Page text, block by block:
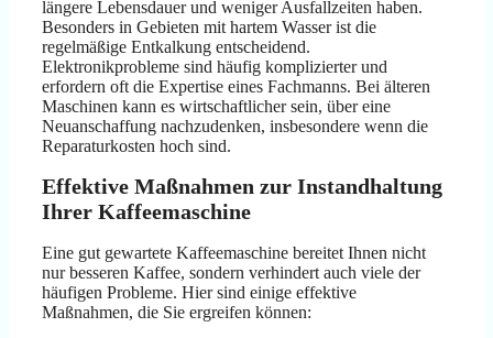
längere Lebensdauer und weniger Ausfallzeiten haben.
Besonders in Gebieten mit hartem Wasser ist die
regelmäßige Entkalkung entscheidend.
Elektronikprobleme sind häufig komplizierter und
erfordern oft die Expertise eines Fachmanns. Bei älteren
Maschinen kann es wirtschaftlicher sein, über eine
Neuanschaffung nachzudenken, insbesondere wenn die
Reparaturkosten hoch sind.
Effektive Maßnahmen zur Instandhaltung
Ihrer Kaffeemaschine
Eine gut gewartete Kaffeemaschine bereitet Ihnen nicht
nur besseren Kaffee, sondern verhindert auch viele der
häufigen Probleme. Hier sind einige effektive
Maßnahmen, die Sie ergreifen können: